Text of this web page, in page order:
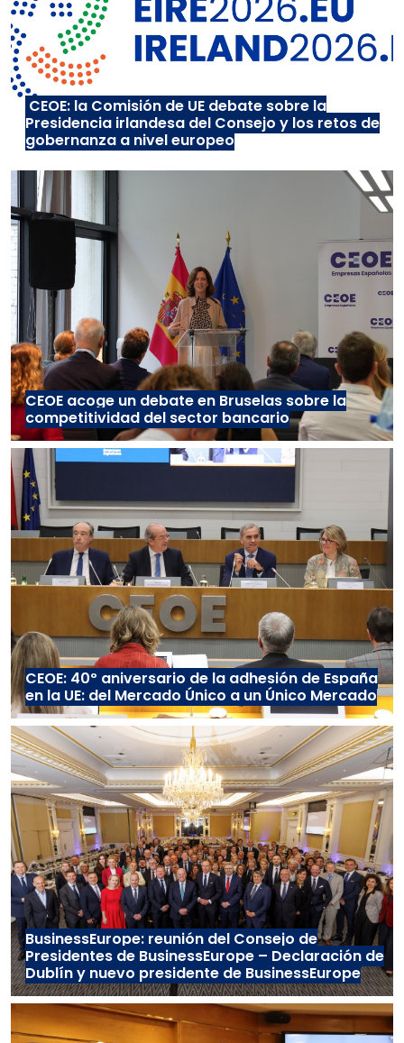
CEOE: la Comisión de UE debate sobre la
Presidencia irlandesa del Consejo y los retos de
gobernanza a nivel europeo
CEOE acoge un debate en Bruselas sobre la
competitividad del sector bancario
CEOE: 40º aniversario de la adhesión de España
en la UE: del Mercado Único a un Único Mercado
BusinessEurope: reunión del Consejo de
Presidentes de BusinessEurope – Declaración de
Dublín y nuevo presidente de BusinessEurope